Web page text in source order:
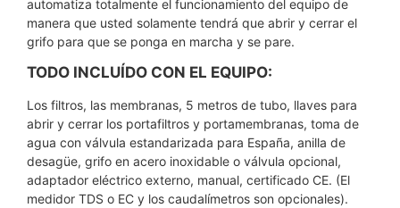
automatiza totalmente el funcionamiento del equipo de
manera que usted solamente tendrá que abrir y cerrar el
grifo para que se ponga en marcha y se pare.
TODO INCLUÍDO CON EL EQUIPO:
Los filtros, las membranas, 5 metros de tubo, llaves para
abrir y cerrar los portafiltros y portamembranas, toma de
agua con válvula estandarizada para España, anilla de
desagüe, grifo en acero inoxidable o válvula opcional,
adaptador eléctrico externo, manual, certificado CE. (El
medidor TDS o EC y los caudalímetros son opcionales).